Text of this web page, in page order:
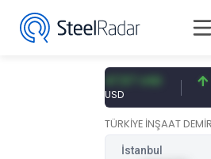
TÜRKİYE İNŞAAT
İstanbul